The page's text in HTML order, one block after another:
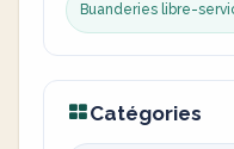
Buanderies libre-
Catégories